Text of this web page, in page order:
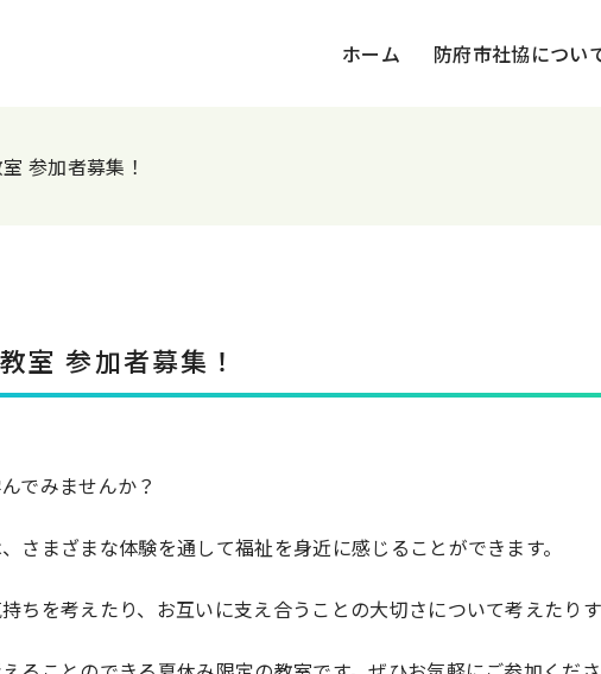
ホーム 防府市社協につい
参加者募集！
室 参加者募集！
でみませんか？
さまざまな体験を通して福祉を身近に感じることができます。
ちを考えたり、お互いに支え合うことの大切さについて考えたり